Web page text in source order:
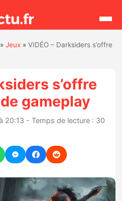
»Jeux »VIDÉO – Darksiders s’offre
s’offre
gameplay
20:13 - Temps de lecture : 30